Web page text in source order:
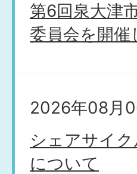
第6回泉大津
委員会を開催
2026年08月
シェアサイ
について